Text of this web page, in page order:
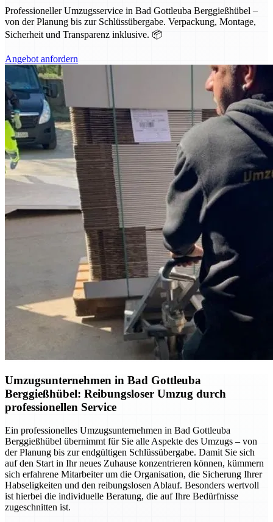
Professioneller Umzugsservice in Bad Gottleuba Berggießhübel –
von der Planung bis zur Schlüssübergabe. Verpackung, Montage,
Sicherheit und Transparenz inklusive. 📦
Angebot anfordern
Umzugsunternehmen in Bad Gottleuba
Berggießhübel: Reibungsloser Umzug durch
professionellen Service
Ein professionelles Umzugsunternehmen in Bad Gottleuba
Berggießhübel übernimmt für Sie alle Aspekte des Umzugs – von
der Planung bis zur endgültigen Schlüssübergabe. Damit Sie sich
auf den Start in Ihr neues Zuhause konzentrieren können, kümmern
sich erfahrene Mitarbeiter um die Organisation, die Sicherung Ihrer
Habseligkeiten und den reibungslosen Ablauf. Besonders wertvoll
ist hierbei die individuelle Beratung, die auf Ihre Bedürfnisse
zugeschnitten ist.